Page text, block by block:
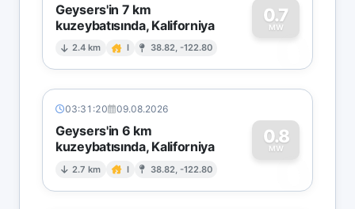
Geysers'in 7 km
kuzeybatısında, Kaliforniya
2.4 km I 38.82, -122.80
0.7
MW
0
03:31:20 09.08.2026
Geysers'in 6 km
kuzeybatısında, Kaliforniya
2.7 km I 38.82, -122.80
0.8
MW
0